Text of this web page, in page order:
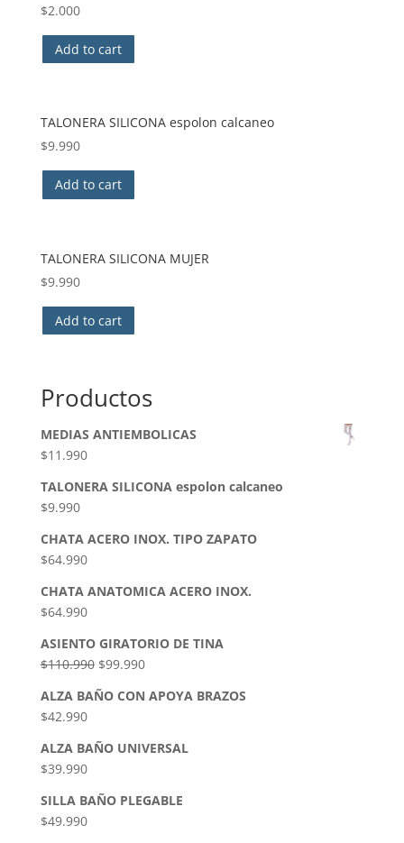
$2.000
Add to cart
TALONERA SILICONA espolon calcaneo
$9.990
Add to cart
TALONERA SILICONA MUJER
$9.990
Add to cart
Productos
MEDIAS ANTIEMBOLICAS
$11.990
TALONERA SILICONA espolon calcaneo
$9.990
CHATA ACERO INOX. TIPO ZAPATO
$64.990
CHATA ANATOMICA ACERO INOX.
$64.990
ASIENTO GIRATORIO DE TINA
$110.990 $99.990
ALZA BAÑO CON APOYA BRAZOS
$42.990
ALZA BAÑO UNIVERSAL
$39.990
SILLA BAÑO PLEGABLE
$49.990